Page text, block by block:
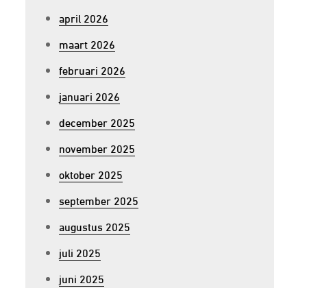
april 2026
maart 2026
februari 2026
januari 2026
december 2025
november 2025
oktober 2025
september 2025
augustus 2025
juli 2025
juni 2025